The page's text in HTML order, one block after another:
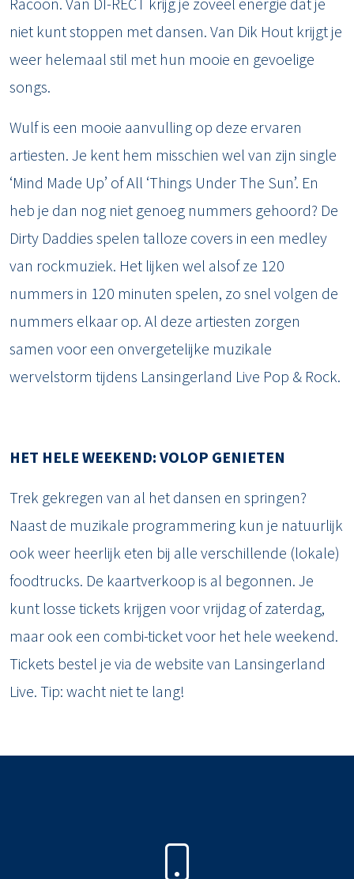
niet kunt stoppen met dansen. Van Dik Hout krijgt je
weer helemaal stil met hun mooie en gevoelige
songs.
Wulf is een mooie aanvulling op deze ervaren
artiesten. Je kent hem misschien wel van zijn single
‘Mind Made Up’ of All ‘Things Under The Sun’. En
heb je dan nog niet genoeg nummers gehoord? De
Dirty Daddies spelen talloze covers in een medley
van rockmuziek. Het lijken wel alsof ze 120
nummers in 120 minuten spelen, zo snel volgen de
nummers elkaar op. Al deze artiesten zorgen
samen voor een onvergetelijke muzikale
wervelstorm tijdens Lansingerland Live Pop & Rock.
HET HELE WEEKEND: VOLOP GENIETEN
Trek gekregen van al het dansen en springen?
Naast de muzikale programmering kun je natuurlijk
ook weer heerlijk eten bij alle verschillende (lokale)
foodtrucks. De kaartverkoop is al begonnen. Je
kunt losse tickets krijgen voor vrijdag of zaterdag,
maar ook een combi-ticket voor het hele weekend.
Tickets bestel je via de website van Lansingerland
Live. Tip: wacht niet te lang!